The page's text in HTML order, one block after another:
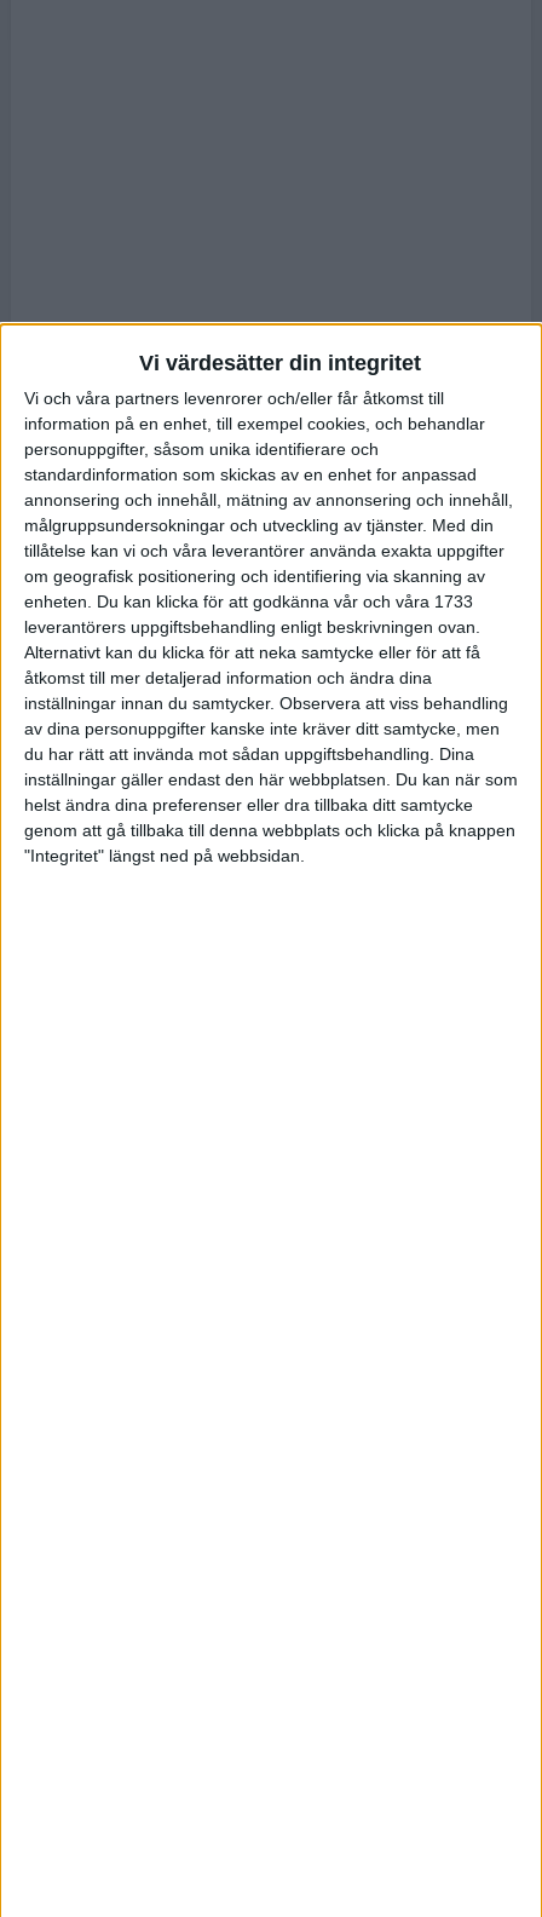
Vi värdesätter din integritet
Vi och våra partners levenrorer och/eller får åtkomst till
information på en enhet, till exempel cookies, och behandlar
personuppgifter, såsom unika identifierare och
standardinformation som skickas av en enhet for anpassad
annonsering och innehåll, mätning av annonsering och innehåll,
målgruppsundersokningar och utveckling av tjänster. Med din
tillåtelse kan vi och våra leverantörer använda exakta uppgifter
om geografisk positionering och identifiering via skanning av
enheten. Du kan klicka för att godkänna vår och våra 1733
leverantörers uppgiftsbehandling enligt beskrivningen ovan.
Alternativt kan du klicka för att neka samtycke eller för att få
åtkomst till mer detaljerad information och ändra dina
inställningar innan du samtycker. Observera att viss behandling
av dina personuppgifter kanske inte kräver ditt samtycke, men
du har rätt att invända mot sådan uppgiftsbehandling. Dina
inställningar gäller endast den här webbplatsen. Du kan när som
helst ändra dina preferenser eller dra tillbaka ditt samtycke
genom att gå tillbaka till denna webbplats och klicka på knappen
"Integritet" längst ned på webbsidan.